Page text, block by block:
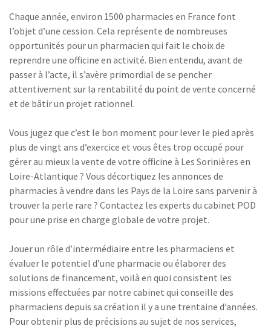
Chaque année, environ 1500 pharmacies en France font
l’objet d’une cession. Cela représente de nombreuses
opportunités pour un pharmacien qui fait le choix de
reprendre une officine en activité. Bien entendu, avant de
passer à l’acte, il s’avère primordial de se pencher
attentivement sur la rentabilité du point de vente concerné
et de bâtir un projet rationnel.
Vous jugez que c’est le bon moment pour lever le pied après
plus de vingt ans d’exercice et vous êtes trop occupé pour
gérer au mieux la vente de votre officine à Les Sorinières en
Loire-Atlantique ? Vous décortiquez les annonces de
pharmacies à vendre dans les Pays de la Loire sans parvenir à
trouver la perle rare ? Contactez les experts du cabinet POD
pour une prise en charge globale de votre projet.
Jouer un rôle d’intermédiaire entre les pharmaciens et
évaluer le potentiel d’une pharmacie ou élaborer des
solutions de financement, voilà en quoi consistent les
missions effectuées par notre cabinet qui conseille des
pharmaciens depuis sa création il y a une trentaine d’années.
Pour obtenir plus de précisions au sujet de nos services,